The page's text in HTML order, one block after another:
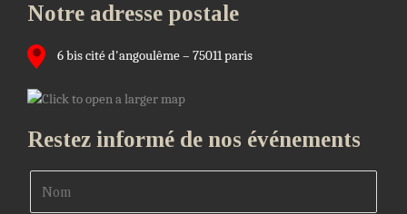
Notre adresse postale
6 bis cité d'angoulême – 75011 paris
Restez informé de nos événements